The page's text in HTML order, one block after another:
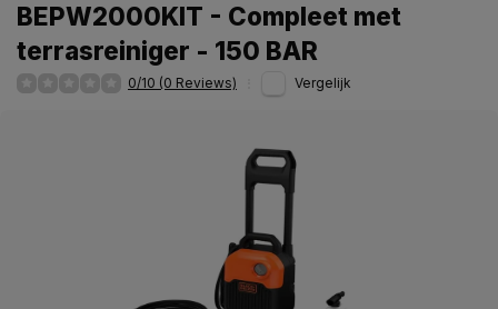
BEPW2000KIT - Compleet met
terrasreiniger - 150 BAR
0/10 (0 Reviews) Vergelijk